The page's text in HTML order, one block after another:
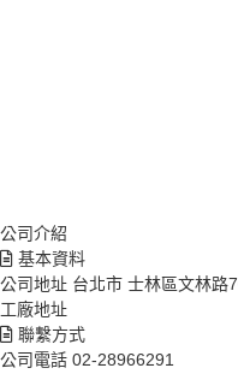
公司介紹
基本資料
公司地址 台北市 士林區文林路
工廠地址
聯繫方式
公司電話 02-28966291